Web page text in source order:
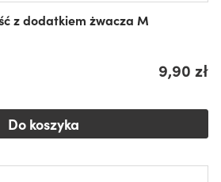
z dodatkiem żwacza M
9,90 zł
Do koszyka